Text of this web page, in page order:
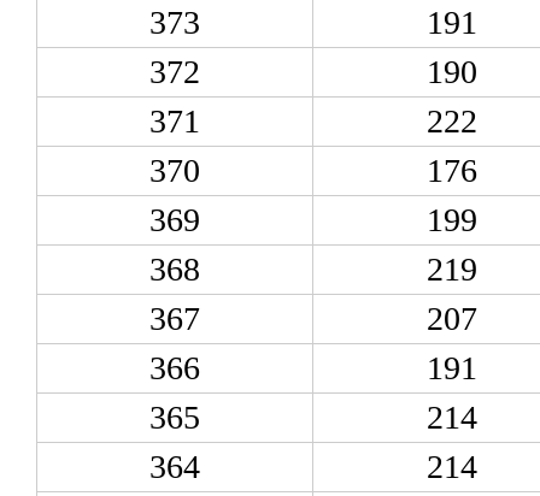
373
191
372
190
371
222
370
176
369
199
368
219
367
207
366
191
365
214
364
214